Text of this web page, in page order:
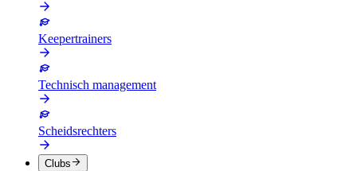
Keepertrainers
Technisch management
Scheidsrechters
Clubs